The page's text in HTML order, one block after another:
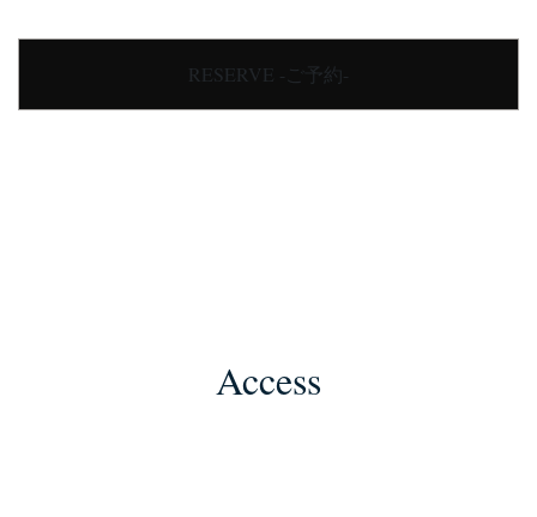
RESERVE -ご予約-
Access